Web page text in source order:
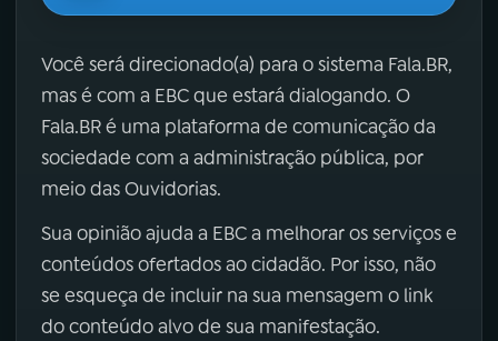
Você será direcionado(a) para o sistema Fala.BR,
mas é com a EBC que estará dialogando. O
Fala.BR é uma plataforma de comunicação da
sociedade com a administração pública, por
meio das Ouvidorias.
Sua opinião ajuda a EBC a melhorar os serviços e
conteúdos ofertados ao cidadão. Por isso, não
se esqueça de incluir na sua mensagem o link
do conteúdo alvo de sua manifestação.